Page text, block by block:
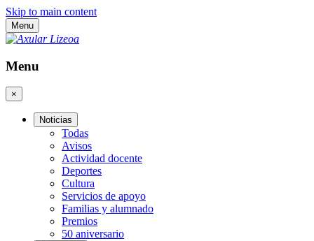
Skip to main content
Menu
Menu
×
Noticias
Todas
Avisos
Actividad docente
Deportes
Cultura
Servicios de apoyo
Familias y alumnado
Premios
50 aniversario